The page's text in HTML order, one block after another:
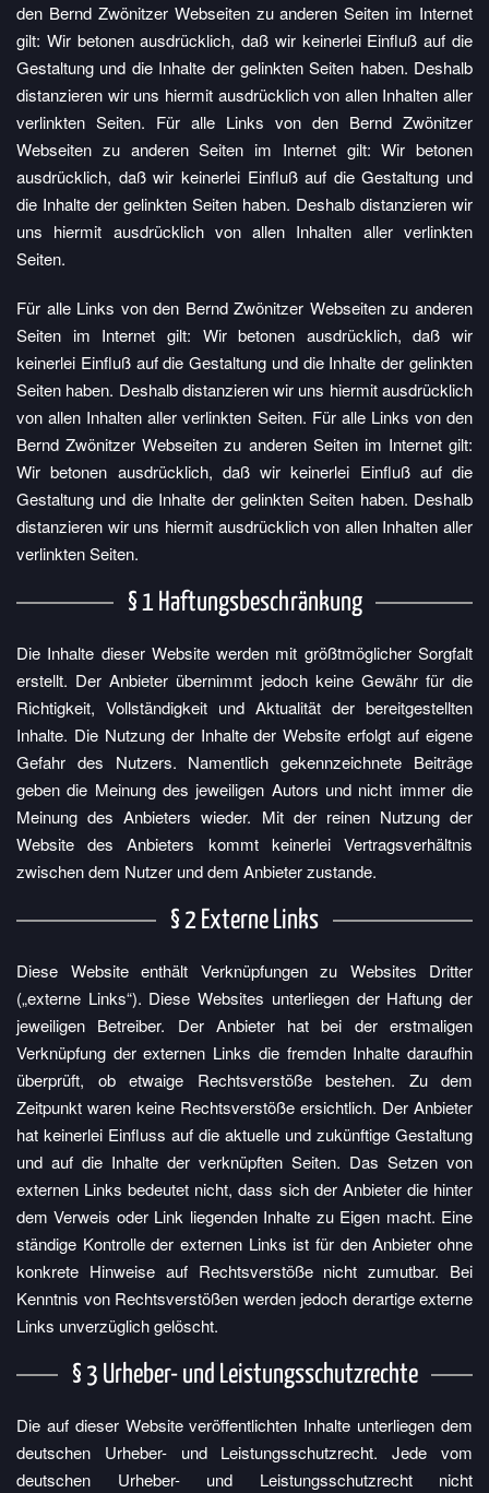
den Bernd Zwönitzer Webseiten zu anderen Seiten im Internet
gilt: Wir betonen ausdrücklich, daß wir keinerlei Einfluß auf die
Gestaltung und die Inhalte der gelinkten Seiten haben. Deshalb
distanzieren wir uns hiermit ausdrücklich von allen Inhalten aller
verlinkten Seiten. Für alle Links von den Bernd Zwönitzer
Webseiten zu anderen Seiten im Internet gilt: Wir betonen
ausdrücklich, daß wir keinerlei Einfluß auf die Gestaltung und
die Inhalte der gelinkten Seiten haben. Deshalb distanzieren wir
uns hiermit ausdrücklich von allen Inhalten aller verlinkten
Seiten.
Für alle Links von den Bernd Zwönitzer Webseiten zu anderen
Seiten im Internet gilt: Wir betonen ausdrücklich, daß wir
keinerlei Einfluß auf die Gestaltung und die Inhalte der gelinkten
Seiten haben. Deshalb distanzieren wir uns hiermit ausdrücklich
von allen Inhalten aller verlinkten Seiten. Für alle Links von den
Bernd Zwönitzer Webseiten zu anderen Seiten im Internet gilt:
Wir betonen ausdrücklich, daß wir keinerlei Einfluß auf die
Gestaltung und die Inhalte der gelinkten Seiten haben. Deshalb
distanzieren wir uns hiermit ausdrücklich von allen Inhalten aller
verlinkten Seiten.
§ 1 Haftungsbeschränkung
Die Inhalte dieser Website werden mit größtmöglicher Sorgfalt
erstellt. Der Anbieter übernimmt jedoch keine Gewähr für die
Richtigkeit, Vollständigkeit und Aktualität der bereitgestellten
Inhalte. Die Nutzung der Inhalte der Website erfolgt auf eigene
Gefahr des Nutzers. Namentlich gekennzeichnete Beiträge
geben die Meinung des jeweiligen Autors und nicht immer die
Meinung des Anbieters wieder. Mit der reinen Nutzung der
Website des Anbieters kommt keinerlei Vertragsverhältnis
zwischen dem Nutzer und dem Anbieter zustande.
§ 2 Externe Links
Diese Website enthält Verknüpfungen zu Websites Dritter
(„externe Links“). Diese Websites unterliegen der Haftung der
jeweiligen Betreiber. Der Anbieter hat bei der erstmaligen
Verknüpfung der externen Links die fremden Inhalte daraufhin
überprüft, ob etwaige Rechtsverstöße bestehen. Zu dem
Zeitpunkt waren keine Rechtsverstöße ersichtlich. Der Anbieter
hat keinerlei Einfluss auf die aktuelle und zukünftige Gestaltung
und auf die Inhalte der verknüpften Seiten. Das Setzen von
externen Links bedeutet nicht, dass sich der Anbieter die hinter
dem Verweis oder Link liegenden Inhalte zu Eigen macht. Eine
ständige Kontrolle der externen Links ist für den Anbieter ohne
konkrete Hinweise auf Rechtsverstöße nicht zumutbar. Bei
Kenntnis von Rechtsverstößen werden jedoch derartige externe
Links unverzüglich gelöscht.
§ 3 Urheber- und Leistungsschutzrechte
Die auf dieser Website veröffentlichten Inhalte unterliegen dem
deutschen Urheber- und Leistungsschutzrecht. Jede vom
deutschen Urheber- und Leistungsschutzrecht nicht